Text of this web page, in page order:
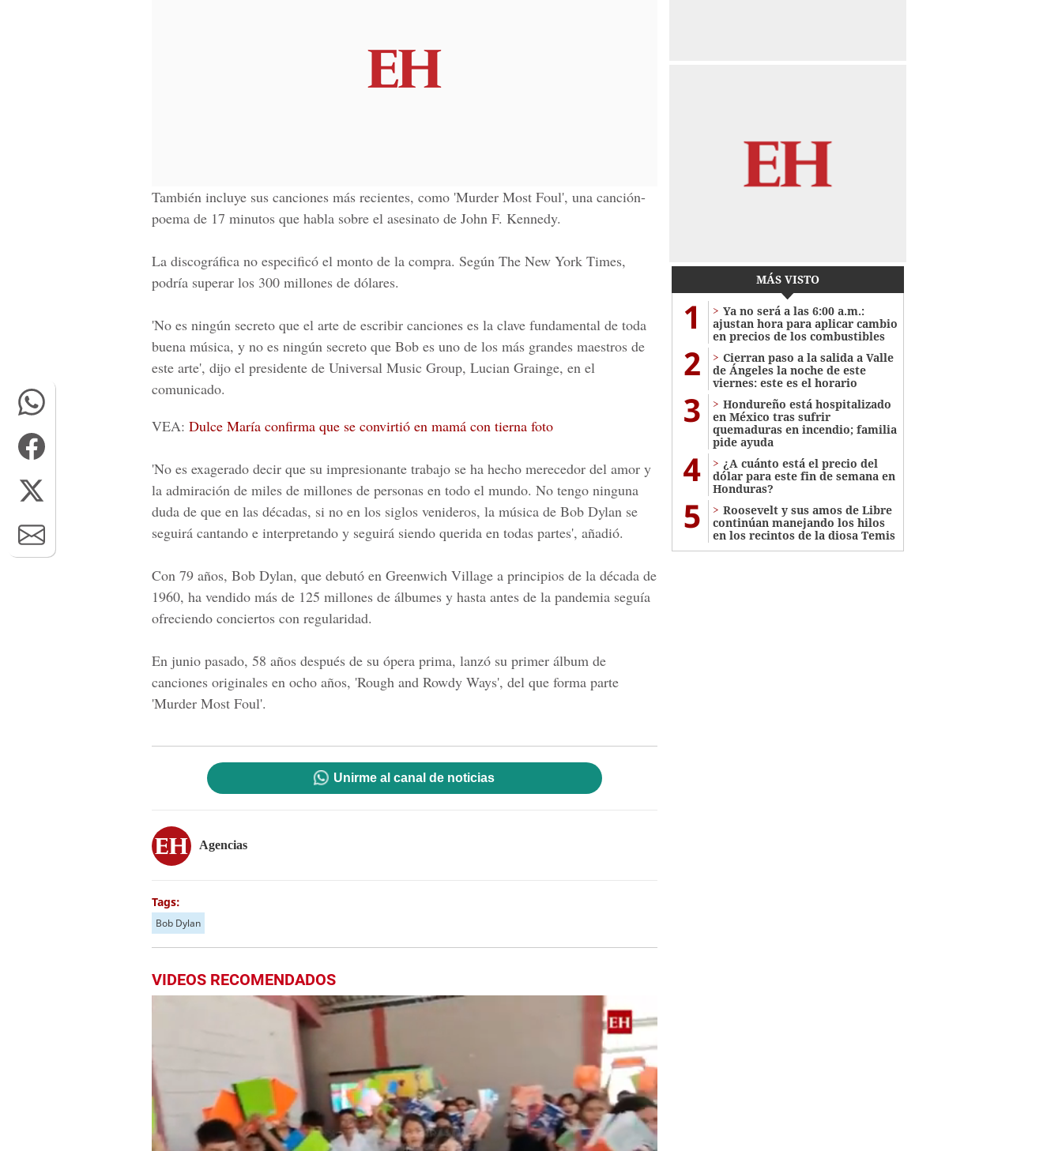
También incluye sus canciones más recientes, como 'Murder Most Foul', una canción-
poema de 17 minutos que habla sobre el asesinato de John F. Kennedy.
La discográfica no especificó el monto de la compra. Según The New York Times,
podría superar los 300 millones de dólares.
'No es ningún secreto que el arte de escribir canciones es la clave fundamental de toda
buena música, y no es ningún secreto que Bob es uno de los más grandes maestros de
este arte', dijo el presidente de Universal Music Group, Lucian Grainge, en el
comunicado.
VEA: Dulce María confirma que se convirtió en mamá con tierna foto
'No es exagerado decir que su impresionante trabajo se ha hecho merecedor del amor y
la admiración de miles de millones de personas en todo el mundo. No tengo ninguna
duda de que en las décadas, si no en los siglos venideros, la música de Bob Dylan se
seguirá cantando e interpretando y seguirá siendo querida en todas partes', añadió.
Con 79 años, Bob Dylan, que debutó en Greenwich Village a principios de la década de
1960, ha vendido más de 125 millones de álbumes y hasta antes de la pandemia seguía
ofreciendo conciertos con regularidad.
En junio pasado, 58 años después de su ópera prima, lanzó su primer álbum de
canciones originales en ocho años, 'Rough and Rowdy Ways', del que forma parte
'Murder Most Foul'.
Unirme al canal de noticias
Agencias
Tags:
Bob Dylan
VIDEOS RECOMENDADOS
MÁS VISTO
1
Ya no será a las 6:00 a.m.:
ajustan hora para aplicar cambio
en precios de los combustibles
2
Cierran paso a la salida a Valle
de Ángeles la noche de este
viernes: este es el horario
3
Hondureño está hospitalizado
en México tras sufrir
quemaduras en incendio; familia
pide ayuda
4
¿A cuánto está el precio del
dólar para este fin de semana en
Honduras?
5
Roosevelt y sus amos de Libre
continúan manejando los hilos
en los recintos de la diosa Temis